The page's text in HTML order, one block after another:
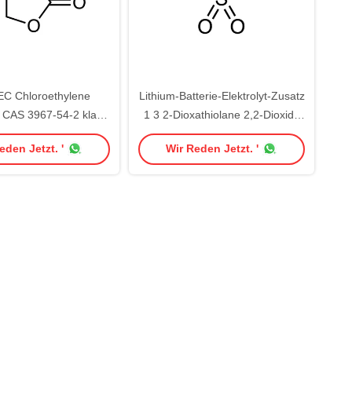
Chloroethylene
3967-54-2 klare
Flüssigkeit
Jetzt. '
Lithium-Batterie-Elektrolyt-Zusatz
1 3 2-Dioxathiolane 2,2-Dioxide
CAS 1072-53-3
Wir Reden Jetzt. '